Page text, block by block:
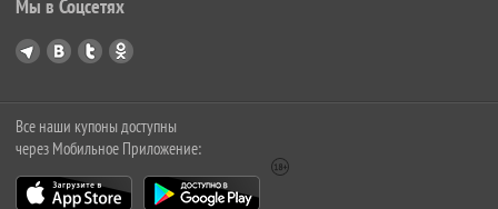
Мы в Соцсетях
Все наши купоны доступны
через Мобильное Приложение: